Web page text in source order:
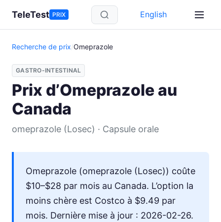
Aller au contenu principal
TeleTest PRIX English
Recherche de prix/Omeprazole
GASTRO-INTESTINAL
Prix d’Omeprazole au
Canada
omeprazole (Losec) · Capsule orale
Omeprazole (omeprazole (Losec)) coûte
$10–$28 par mois au Canada. L’option la
moins chère est Costco à $9.49 par
mois. Dernière mise à jour : 2026-02-26.